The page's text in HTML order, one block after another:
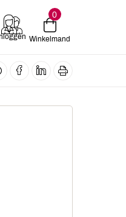
0
Winkelmand